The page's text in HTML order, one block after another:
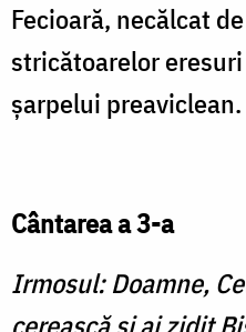
Fecioară, necălcat
stricătoarelor
șarpelui preaviclean.
Cântarea a 3-a
Irmosul: Doamne,